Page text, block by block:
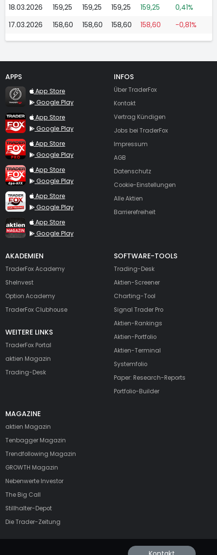
18.03.2026
159,25 159,25 159,25 159,25
0,41%
17.03.2026
158,60 158,60 158,60 158,60 -0,81%
APPS
TraderFox Flash
App Store
Google Play
TraderFox App
App Store
Google Play
TraderFox Pro
App Store
Google Play
TraderFox dpa-AFX ProFeed
App Store
Google Play
TraderFox Live Trading
App Store
Google Play
TraderFox aktien Magazin
App Store
Google Play
INFOS
Über TraderFox
Kontakt
Vertrag Kündigen
Jobs bei TraderFox
Impressum
AGB
Datenschutz
Cookie-Einstellungen
Alle Aktien
Barrierefreiheit
AKADEMIEN
TraderFox Academy
SheInvest
Option Academy
TraderFox Clubhouse
WEITERE LINKS
TraderFox Portal
aktien Magazin
Trading-Desk
SOFTWARE-TOOLS
Trading-Desk
Aktien-Screener
Charting-Tool
Signal Trader Pro
Aktien-Rankings
Aktien-Portfolio
Aktien-Terminal
Systemfolio
Paper: Research-Reports
Portfolio-Builder
MAGAZINE
aktien Magazin
Tenbagger Magazin
Trendfollowing Magazin
GROWTH Magazin
Nebenwerte Investor
The Big Call
Stillhalter-Depot
Die Trader-Zeitung